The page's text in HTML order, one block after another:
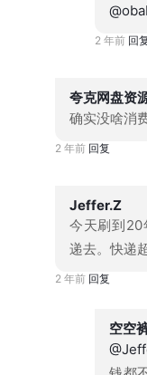
2 年前 回
夸克网盘资
确实没啥消
2 年前 回复
Jeffer.Z
今天刷到20
递去。快递
2 年前 回复
空空